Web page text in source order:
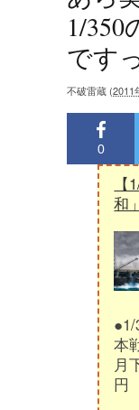
1/350
です
不破雷蔵 (2011
0
和
本
月
円